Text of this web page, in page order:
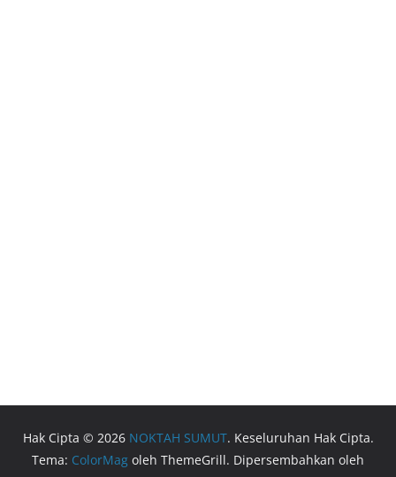
Hak Cipta © 2026 NOKTAH SUMUT. Keseluruhan Hak Cipta.
Tema: ColorMag oleh ThemeGrill. Dipersembahkan oleh